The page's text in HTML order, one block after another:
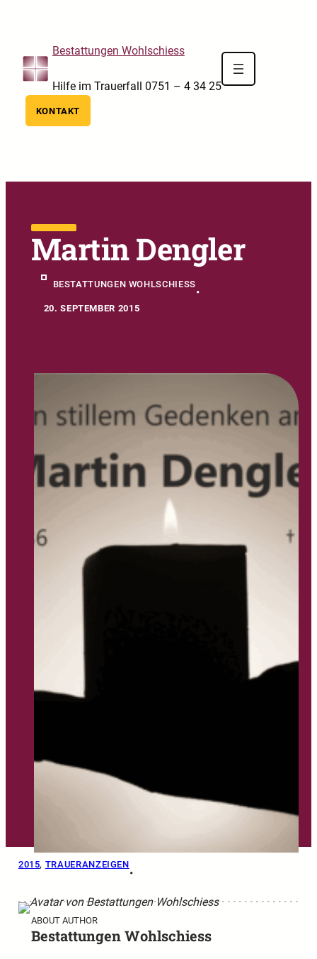
Bestattungen Wohlschiess
Hilfe im Trauerfall 0751 – 4 34 25
KONTAKT
Martin Dengler
BESTATTUNGEN WOHLSCHIESS
•
20. SEPTEMBER 2015
2015, TRAUERANZEIGEN
•
ABOUT AUTHOR
Bestattungen Wohlschiess